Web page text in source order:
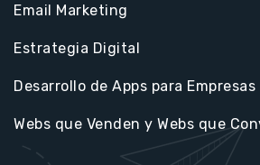
Email Marketing
Estrategia Digital
Desarrollo de Apps para Empresas
Webs que Venden y Webs que